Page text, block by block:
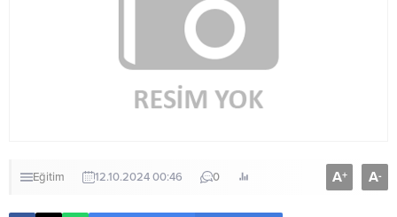
Eğitim 12.10.2024 00:46 0 A+ A-